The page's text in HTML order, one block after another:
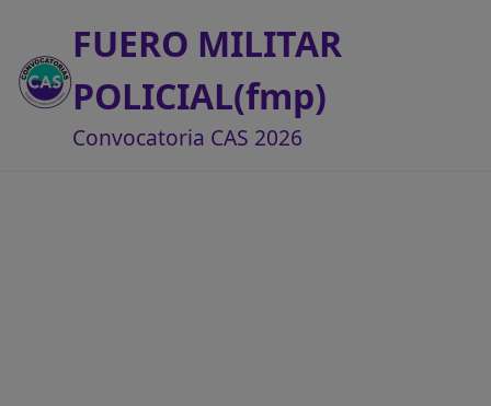
FUERO MILITAR
POLICIAL(fmp)
Convocatoria CAS 2026